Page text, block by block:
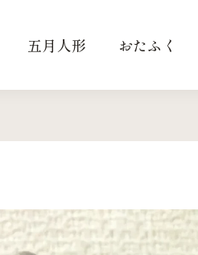
五月人形 おたふく